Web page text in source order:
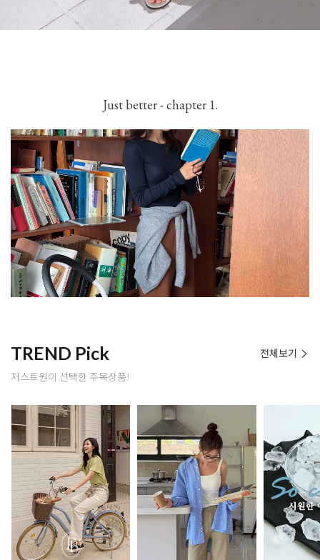
Just better - chapter 1.
TREND Pick
저스트원이 선택한 주목상품!
전체보기